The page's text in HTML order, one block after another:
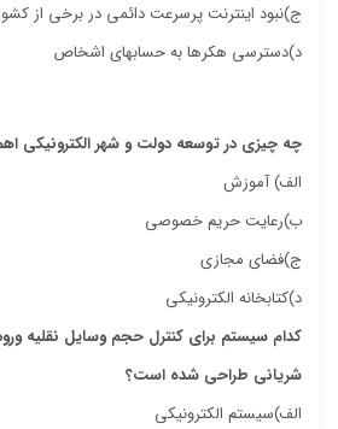
ج)نبود اینترنت پرسرعت دائمی در برخی از
د)دسترسی هکرها به حسابهای اشخاص
چه چیزی در توسعه دولت و شهر الکترونیکی
الف)آموزش
ب)رعایت حریم خصوصی
ج)فضای مجازی
د)کتابخانه الکترونیکی
کدام سیستم برای کنترل حجم وسایل نقلیه
شریانی طراحی شده است؟
الف)سیستم الکترونیکی